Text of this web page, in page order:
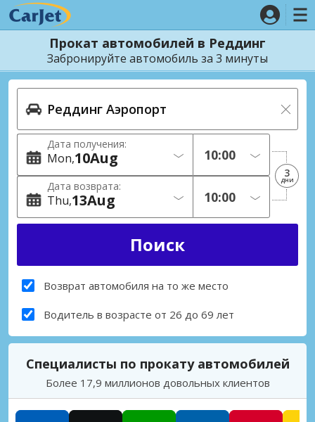
Прокат автомобилей в Реддинг
Забронируйте автомобиль за 3 минуты
Дата получения:
Mon 10Aug
Дата возврата:
Thu 13Aug
3
дни
Возврат автомобиля на то же место
Водитель в возрасте от 26 до 69 лет
Специалисты по прокату автомобилей
Более 17,9 миллионов довольных клиентов